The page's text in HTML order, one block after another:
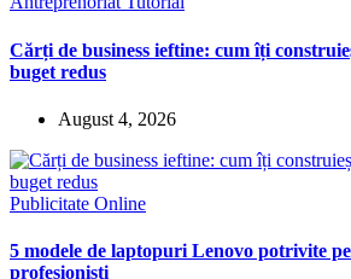
Cărți de business ieftine: cum îți
buget redus
August 4, 2026
Publicitate Online
5 modele de laptopuri Lenovo potrivite
profesioniști